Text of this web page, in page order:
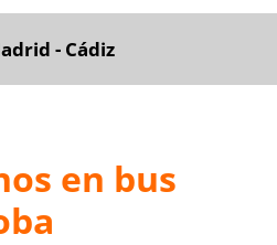
- Cádiz
en bus